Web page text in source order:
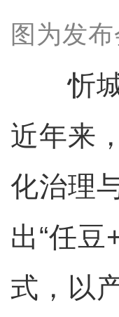
图为发
忻城
近年来
化治理
出“任豆
式，以